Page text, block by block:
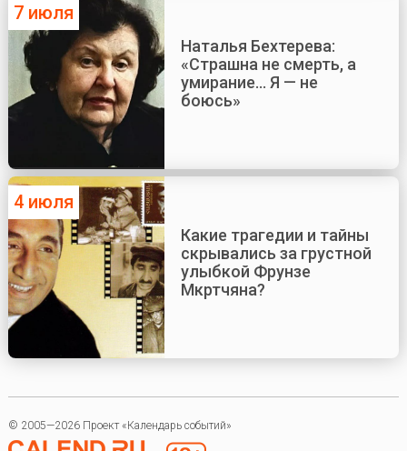
7 июля
Наталья Бехтерева:
«Страшна не смерть, а
умирание... Я — не
боюсь»
4 июля
Какие трагедии и тайны
скрывались за грустной
улыбкой Фрунзе
Мкртчяна?
© 2005—2026 Проект «Календарь событий»